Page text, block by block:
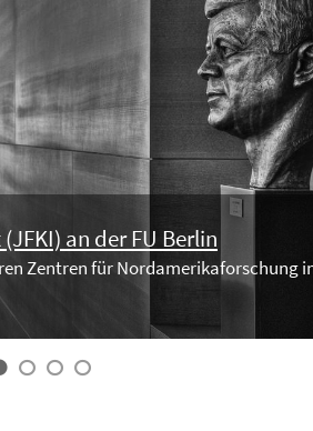
an der FU Berlin
Zentren für Nordamerikaforschung